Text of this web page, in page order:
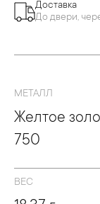
Доставка
До двери,
МЕТАЛЛ
Желтое
750
ВЕС